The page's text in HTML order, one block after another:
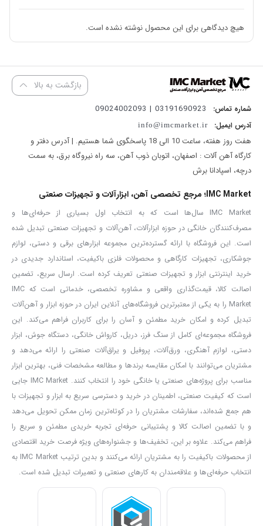
کار آمد برای مشاغل مختلف ضروری است. ابزار هایی که توانایی انجام
کارهای متنوع و حرفه ‌ای را داشته باشند. یکی از این ابزار های چند
منظوره، مینی فرز دسته بلند ۱۱۵۰ وات ساخت ایران آروا است که توانسته
است به عنوان یک محصول ایده‌ آل در مشاغل مختلفی نظیر آهنگری،
سنگبری، جوشکاری و مکانیکی شناخته شود. این محصول قابل رقابت با
بوش و متابو است و کیفیت بسیار بالایی دارد. پیشنهاد می کنیم حتما روی
قدرت، سرعت چرخش، قطعات استاندارد و با کیفیت مهم ترین مواردی
است که یکمینی فرزرا متمایز می کند. برای اینکه کار های خود را به
بهترین شکل و با کیفیت بالا انجام دهید شما را بامینی فرز دسته
بلند۱۱۵۰وات فوق صنعتی مدل۵۵۲۰ آروا
آشنا می کنیم.
قدرت موتور از موارد بسیار مهم در کارهای برش و ساب زنی است.
مینی
فرز دسته بلند۱۱۵۰ وات آروا باقدرت بسیار بالایی که دارد به شما امکان
انجام کارهای سنگین را می ‌دهد. چون قدرت موتور از مواردی است که در
کارایی هر چه بهتر نقش بسزایی دارد.
مینی فرز فوق صنعتی مدل
۵۵۲۰ از قطعات بسیار با کیفیت و
استانداردی ساخته شده است.بلبرینگ ضد غبار، دسته جانبی ارگونومیک
و ضد لرزش، حفاظ قفل کن در برابر ضربات احتمالی، کالکتور با ضخامت
بالا و ۱۰۰% مس مطابق با استانداردهای روز دنیا، موتور قدرتمند و فوق
صنعتی، سیم پیچی موتور ۱۰۰% مس با تحمل حرارت تا ۲۲۰ درجه، موتور
نخ بندی شده جهت حفاظت از موتور، و کابل با استاندارد VDE آلمان که در
مینی فرز دسته بلند ۱۱۵۰وات فوق صنعتی مدل
۵۵۲۰ آروا را یک
هیچ دیدگاهی برای این محصول نوشته نشده است.
بازگشت به بالا
شماره تماس: 03191690923 | 09024002093
آدرس ایمیل: info@imcmarket.ir
هفت روز هفته، ساعت 10 الی 18 پاسخگوی شما هستیم. | آدرس دفتر و
کارگاه آهن آلات : اصفهان، اتوبان ذوب آهن، سه راه نیروگاه برق، به سمت
درچه، اسپادانا برش
IMC Market؛ مرجع تخصصی آهن، ابزارآلات و تجهیزات صنعتی
IMC Market سال‌ها است که به انتخاب اول بسیاری از حرفه‌ای‌ها و
مصرف‌کنندگان خانگی در حوزه ابزارآلات، آهن‌آلات و تجهیزات صنعتی تبدیل شده
است. این فروشگاه با ارائه گسترده‌ترین مجموعه ابزارهای برقی و دستی، لوازم
جوشکاری، تجهیزات کارگاهی و محصولات فلزی باکیفیت، استاندارد جدیدی در
خرید اینترنتی ابزار و تجهیزات صنعتی تعریف کرده است. ارسال سریع، تضمین
اصالت کالا، قیمت‌گذاری واقعی و مشاوره تخصصی، خدماتی است که IMC
Market را به یکی از معتبرترین فروشگاه‌های آنلاین ایران در حوزه ابزار و آهن‌آلات
تبدیل کرده و امکان خرید مطمئن و آسان را برای کاربران فراهم می‌کند. این
فروشگاه مجموعه‌ای کامل از سنگ فرز، دریل، کارواش خانگی، دستگاه جوش، ابزار
دستی، لوازم آهنگری، ورق‌آلات، پروفیل و یراق‌آلات صنعتی را ارائه می‌دهد و
مشتریان می‌توانند با امکان مقایسه برندها و مطالعه مشخصات فنی، بهترین ابزار
مناسب برای پروژه‌های صنعتی یا خانگی خود را انتخاب کنند. IMC Market جایی
است که کیفیت صنعتی، اطمینان در خرید و دسترسی سریع به ابزار و تجهیزات با
هم جمع شده‌اند، سفارشات مشتریان را در کوتاه‌ترین زمان ممکن تحویل می‌دهد
و با تضمین اصالت کالا و پشتیبانی حرفه‌ای تجربه خریدی مطمئن و سریع را
فراهم می‌کند. علاوه بر این، تخفیف‌ها و جشنواره‌های ویژه فرصت خرید اقتصادی
از محصولات باکیفیت را به مشتریان ارائه می‌کنند و بدین ترتیب IMC Market به
انتخاب حرفه‌ای‌ها و علاقه‌مندان به کارهای صنعتی و تعمیرات تبدیل شده است.